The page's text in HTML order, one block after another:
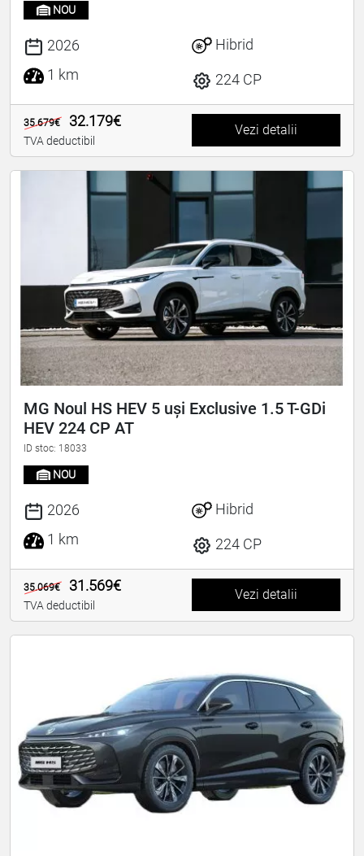
NOU
2026
1 km
Hibrid
224 CP
35.679€ 32.179€
TVA deductibil
Vezi detalii
MG Noul HS HEV 5 uși Exclusive 1.5 T-GDi
HEV 224 CP AT
ID stoc: 18033
NOU
2026
1 km
Hibrid
224 CP
35.069€ 31.569€
TVA deductibil
Vezi detalii